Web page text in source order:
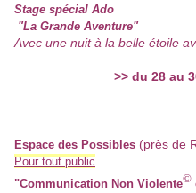
Stage spécial Ado
"La Grande Aventure"
Avec une nuit à la belle étoile
>> du 28 au 30
Espace des Possibles (près de
Pour tout public
"Communication Non Violente©